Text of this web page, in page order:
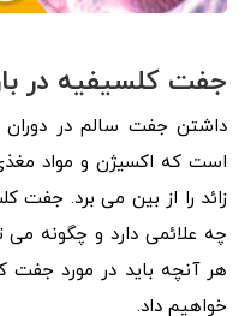
جفت کلسیفیه در
داشتن جفت سالم در دوران
است که اکسیژن و مواد
زائد را از بین می برد. جفت
چه علائمی دارد و چگونه می
هر آنچه باید در مورد جفت
خواهیم داد.